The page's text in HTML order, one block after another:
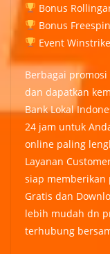
Bonus
Bonus
Event
Berbagai
dan dapatkan
Bank Lokal
24 jam untuk
online paling
Layanan
siap memberikan
Gratis dan
lebih mudah dn
terhubung